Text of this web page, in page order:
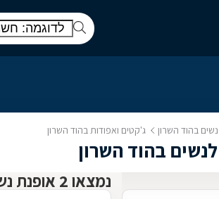
בהוד השרון ג'קטים ואפודות בהוד השרון
בהוד השרון
נמצאו 2 אופנת נשים